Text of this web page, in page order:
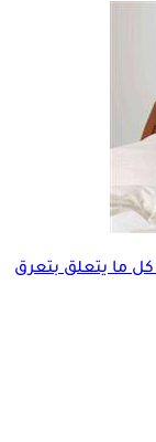
كل ما يتعلق بتعرق